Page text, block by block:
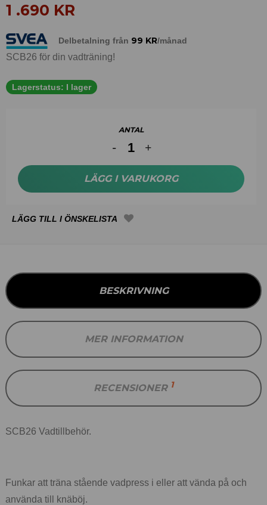
3.00av 5
baserat på
kundrecension
1 .690 KR
Delbetalning från 99 KR/månad
SCB26 för din vadträning!
Lagerstatus: I lager
ANTAL
LÄGG I VARUKORG
BESKRIVNING
MER INFORMATION
RECENSIONER 1
SCB26 Vadtillbehör.
Funkar att träna stående vadpress i eller att vända på och
använda till knäböj.